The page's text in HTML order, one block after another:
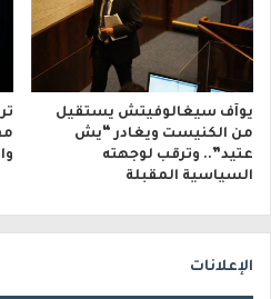
يوآف سيغالوفيتش يستقيل
من الكنيست ويغادر “يش
عتيد”.. وترقب لوجهته
السياسية المقبلة
الإعلانات